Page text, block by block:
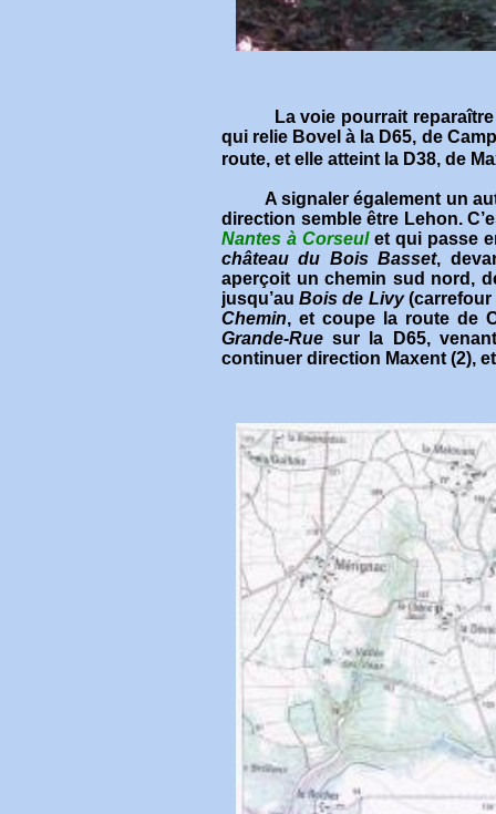
La voie pourrait
qui relie Bovel à la D65, de
route, et elle atteint la D38, de
A signaler également un
direction semble être Lehon.
Nantes à Corseulet qui passe
château du Bois Basset,
aperçoit un chemin sud nord,
jusqu’auBois de Livy(carrefour
Chemin, et coupe la route de
Grande-Rue sur la D65,
continuer direction Maxent (2),